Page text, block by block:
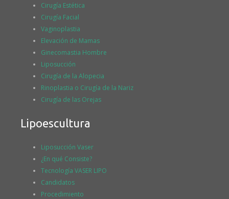
Cirugía Estética
Cirugía Facial
Vaginoplastia
Elevación de Mamas
Ginecomastia Hombre
Liposucción
Cirugía de la Alopecia
Rinoplastia o Cirugía de la Nariz
Cirugía de las Orejas
Lipoescultura
Liposucción Vaser
¿En qué Consiste?
Tecnología VASER LIPO
Candidatos
Procedimiento